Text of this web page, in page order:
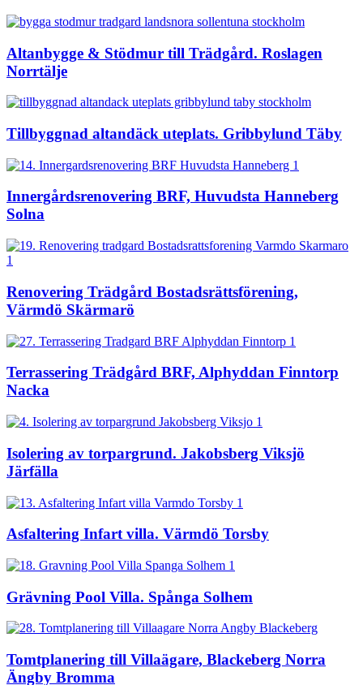
Altanbygge & Stödmur till Trädgård. Roslagen
Norrtälje
Tillbyggnad altandäck uteplats. Gribbylund Täby
Innergårdsrenovering BRF, Huvudsta Hanneberg
Solna
Renovering Trädgård Bostadsrättsförening,
Värmdö Skärmarö
Terrassering Trädgård BRF, Alphyddan Finntorp
Nacka
Isolering av torpargrund. Jakobsberg Viksjö
Järfälla
Asfaltering Infart villa. Värmdö Torsby
Grävning Pool Villa. Spånga Solhem
Tomtplanering till Villaägare, Blackeberg Norra
Ängby Bromma